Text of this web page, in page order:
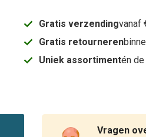
Gratis verzendingvanaf
Gratis retourneren
Uniek assortimentén
Vragen